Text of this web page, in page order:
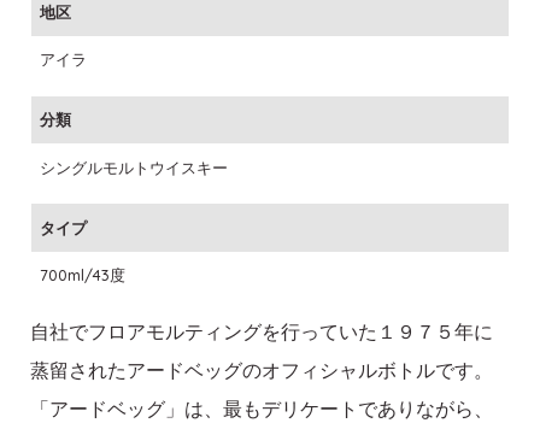
地区
アイラ
分類
シングルモルトウイスキー
タイプ
700ml/43度
自社でフロアモルティングを行っていた１９７５年に
蒸留されたアードベッグのオフィシャルボトルです。
「アードベッグ」は、最もデリケートでありながら、